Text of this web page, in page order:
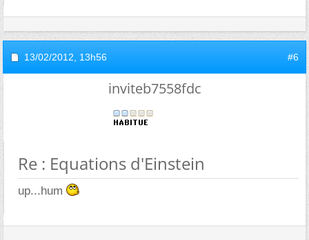
13/02/2012, 13h56 #6
inviteb7558fdc
Re : Equations d'Einstein
up...hum